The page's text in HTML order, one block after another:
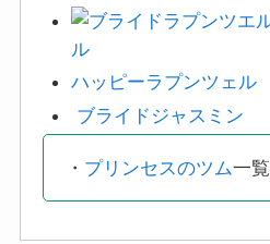
ル
ハッピーラプンツェル
ブライドジャスミン
・ プリンセスのツム一覧